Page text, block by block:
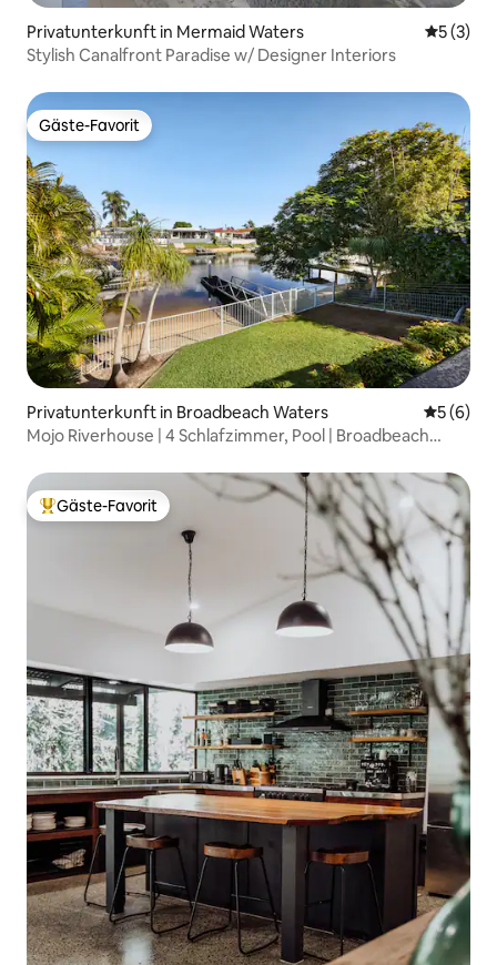
Privatunterkunft in Mermaid Waters
5 (3)
Stylish Canalfront Paradise w/ Designer Interiors
Gäste-Favorit
Gäste-Favorit
Privatunterkunft in Broadbeach Waters
5 (6)
Mojo Riverhouse | 4 Schlafzimmer, Pool | Broadbeach
Beliebter Gäste-Favorit.
Gäste-Favorit